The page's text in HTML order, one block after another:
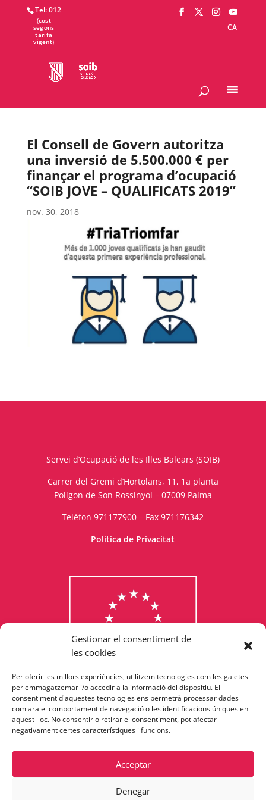
Gestionar el consentiment de
les cookies
Per oferir les millors experiències, utilitzem tecnologies com les galetes
per emmagatzemar i/o accedir a la informació del dispositiu. El
consentiment d'aquestes tecnologies ens permetrà processar dades
com ara el comportament de navegació o les identificacions úniques en
aquest lloc. No consentir o retirar el consentiment, pot afectar
negativament certes característiques i funcions.
Acceptar
Denegar
Tel: 012
CA
El Consell de Govern autoritza
una inversió de 5.500.000 € per
finançar el programa d’ocupació
“SOIB JOVE – QUALIFICATS 2019”
nov. 30, 2018
Consulta els programes
finançats per la Unió Europea
Servei d’Ocupació de les Illes Balears (SOIB)
Carrer del Gremi d’Hortolans, 11, 1a planta
Polígon de Son Rossinyol – 07009 Palma
Telèfon 971177900 – Fax 971176342
Política de Privacitat